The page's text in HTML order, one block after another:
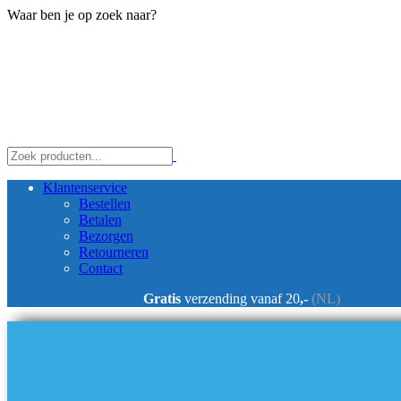
Waar ben je op zoek naar?
Klantenservice
Bestellen
Betalen
Bezorgen
Retourneren
Contact
Gratis verzending vanaf 20,- (NL)